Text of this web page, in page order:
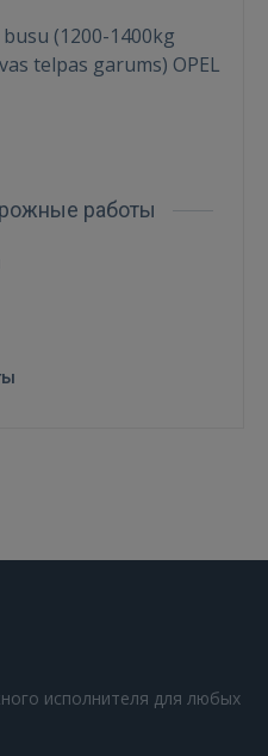
(1200-1400kg
telpas garums) OPEL
работы
исполнителя для любых